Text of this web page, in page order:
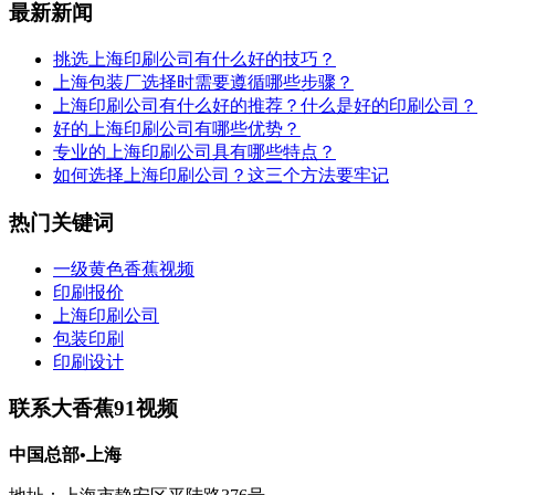
最新新闻
挑选上海印刷公司有什么好的技巧？
上海包装厂选择时需要遵循哪些步骤？
上海印刷公司有什么好的推荐？什么是好的印刷公司？
好的上海印刷公司有哪些优势？
专业的上海印刷公司具有哪些特点？
如何选择上海印刷公司？这三个方法要牢记
热门关键词
一级黄色香蕉视频
印刷报价
上海印刷公司
包装印刷
印刷设计
联系大香蕉91视频
中国总部•上海